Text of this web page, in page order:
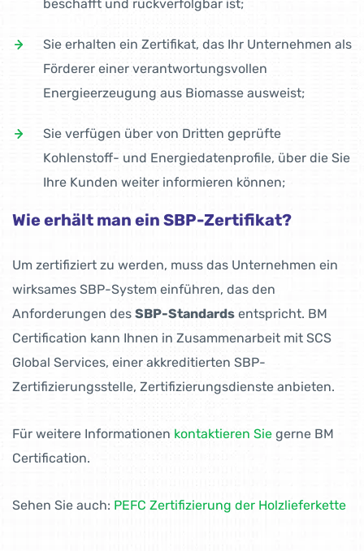
beschafft und rückverfolgbar ist;
Sie erhalten ein Zertifikat, das Ihr Unternehmen als
Förderer einer verantwortungsvollen
Energieerzeugung aus Biomasse ausweist;
Sie verfügen über von Dritten geprüfte
Kohlenstoff- und Energiedatenprofile, über die Sie
Ihre Kunden weiter informieren können;
Wie erhält man ein SBP-Zertifikat?
Um zertifiziert zu werden, muss das Unternehmen ein
wirksames SBP-System einführen, das den
Anforderungen des SBP-Standards entspricht. BM
Certification kann Ihnen in Zusammenarbeit mit SCS
Global Services, einer akkreditierten SBP-
Zertifizierungsstelle, Zertifizierungsdienste anbieten.
Für weitere Informationen kontaktieren Sie gerne BM
Certification.
Sehen Sie auch: PEFC Zertifizierung der Holzlieferkette